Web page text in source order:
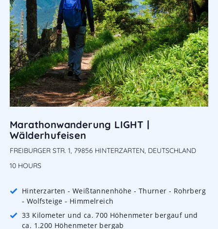
Marathonwanderung LIGHT |
Wälderhufeisen
FREIBURGER STR. 1, 79856 HINTERZARTEN, DEUTSCHLAND
10 HOURS
Hinterzarten - Weißtannenhöhe - Thurner - Rohrberg
- Wolfsteige - Himmelreich
33 Kilometer und ca. 700 Höhenmeter bergauf und
ca. 1.200 Höhenmeter bergab